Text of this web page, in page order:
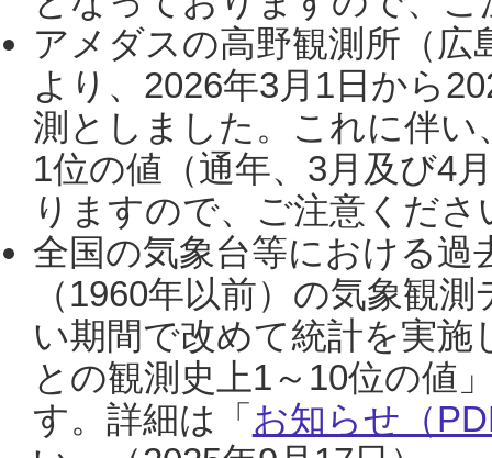
アメダスの高野観測所（
より、2026年3月1日から
測としました。これに伴い
1位の値（通年、3月及び4
りますので、ご注意くだ
全国の気象台等における過
（1960年以前）の気象観
い期間で改めて統計を実
との観測史上1～10位の値
す。詳細は「 お知らせ（